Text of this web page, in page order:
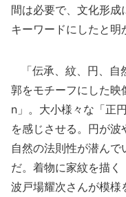
間は必要で、文化形
キーワードにしたと明
「伝承、紋、円、自
郭をモチーフにした
n」。大小様々な「正
を感じさせる。円が波
自然の法則性が潜ん
だ。着物に家紋を描く
波戸場耀次さんが模様